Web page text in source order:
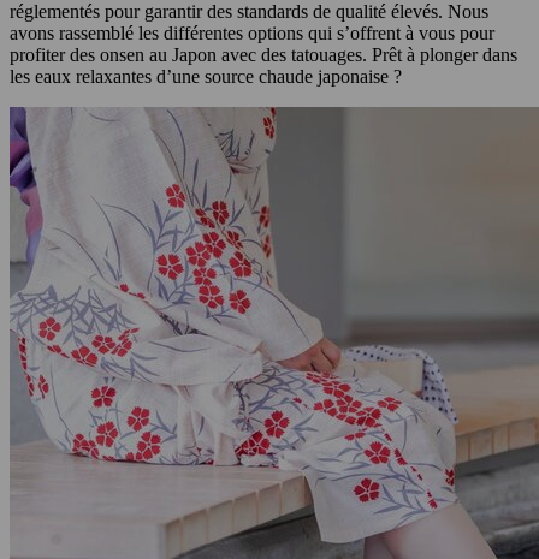
réglementés pour garantir des standards de qualité élevés. Nous
avons rassemblé les différentes options qui s’offrent à vous pour
profiter des onsen au Japon avec des tatouages. Prêt à plonger dans
les eaux relaxantes d’une source chaude japonaise ?